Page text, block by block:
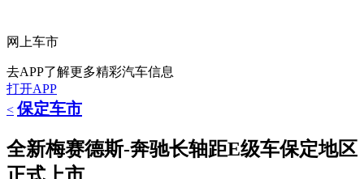
网上车市
去APP了解更多精彩汽车信息
打开APP
< 保定车市
全新梅赛德斯-奔驰长轴距E级车保定地区